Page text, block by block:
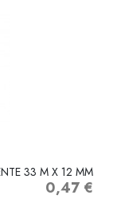
33 M X 12 MM
Precio
0,47 €